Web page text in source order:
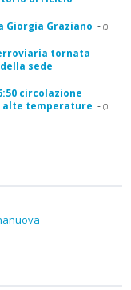
Giorgia Graziano - (0
tornata
sede
circolazione
alte temperature - (0